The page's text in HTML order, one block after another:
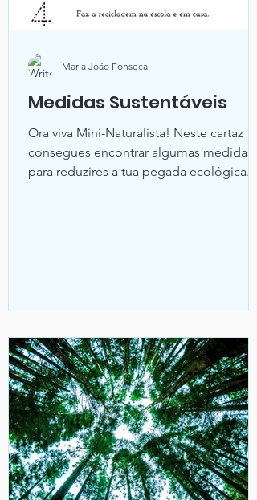
Medidas Sustentáveis
Ora viva Mini-Naturalista! Neste cartaz
consegues encontrar algumas medidas
para reduzires a tua pegada ecológica.
Maria João Fonseca